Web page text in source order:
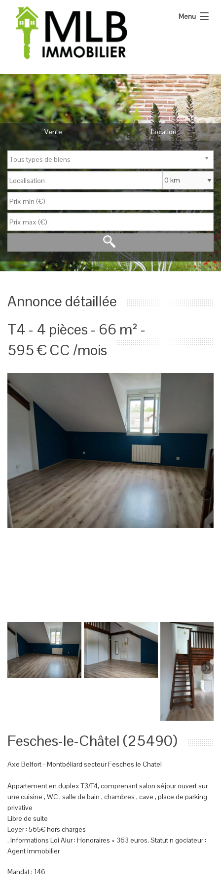
Menu
Bienvenue
Nos annonces
Notre agence
Vous vendez
Nous contacter
Vente Location
Tous types de biens
Annonce détaillée
T4 - 4 pièces - 66 m² -
595 € CC /mois
Fesches-le-Châtel (25490)
Axe Belfort - Montbéliard secteur Fesches le Chatel
Appartement en duplex T3/T4, comprenant salon séjour ouvert sur
une cuisine , WC , salle de bain , chambres , cave , place de parking
privative
Libre de suite
Loyer : 565€ hors charges
. Informations Loi Alur : Honoraires = 363 euros, Statut n gociateur :
Agent immobilier
Mandat : 146